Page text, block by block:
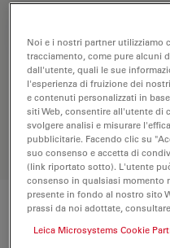
RICHIESTA DI
Specifiche tecniche
Noi e i nostri partner utilizziamo
tracciamento, come pure alcuni
dall'utente, quali le sue
l'esperienza di fruizione dei
e contenuti personalizzati in
siti Web, consentire all'utente di
svolgere analisi e misurare
pubblicitarie. Facendo clic su
suo consenso e accetta di
(link riportato sotto). L'utente
consenso in qualsiasi momento
presente in fondo al nostro sito
prassi da noi adottate,
Leica Microsystems Cookie